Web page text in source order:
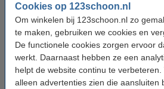
Cookies op 123schoon.nl
Om winkelen bij 123schoon.nl zo
te maken, gebruiken we cookies en
De functionele cookies zorgen ervoor
werkt. Daarnaast hebben ze een
helpt de website continu te
alleen advertenties zien die aansluiten
Aanbieding:
8 flessen á 1 liter
€ 15,99
Bestel mee: